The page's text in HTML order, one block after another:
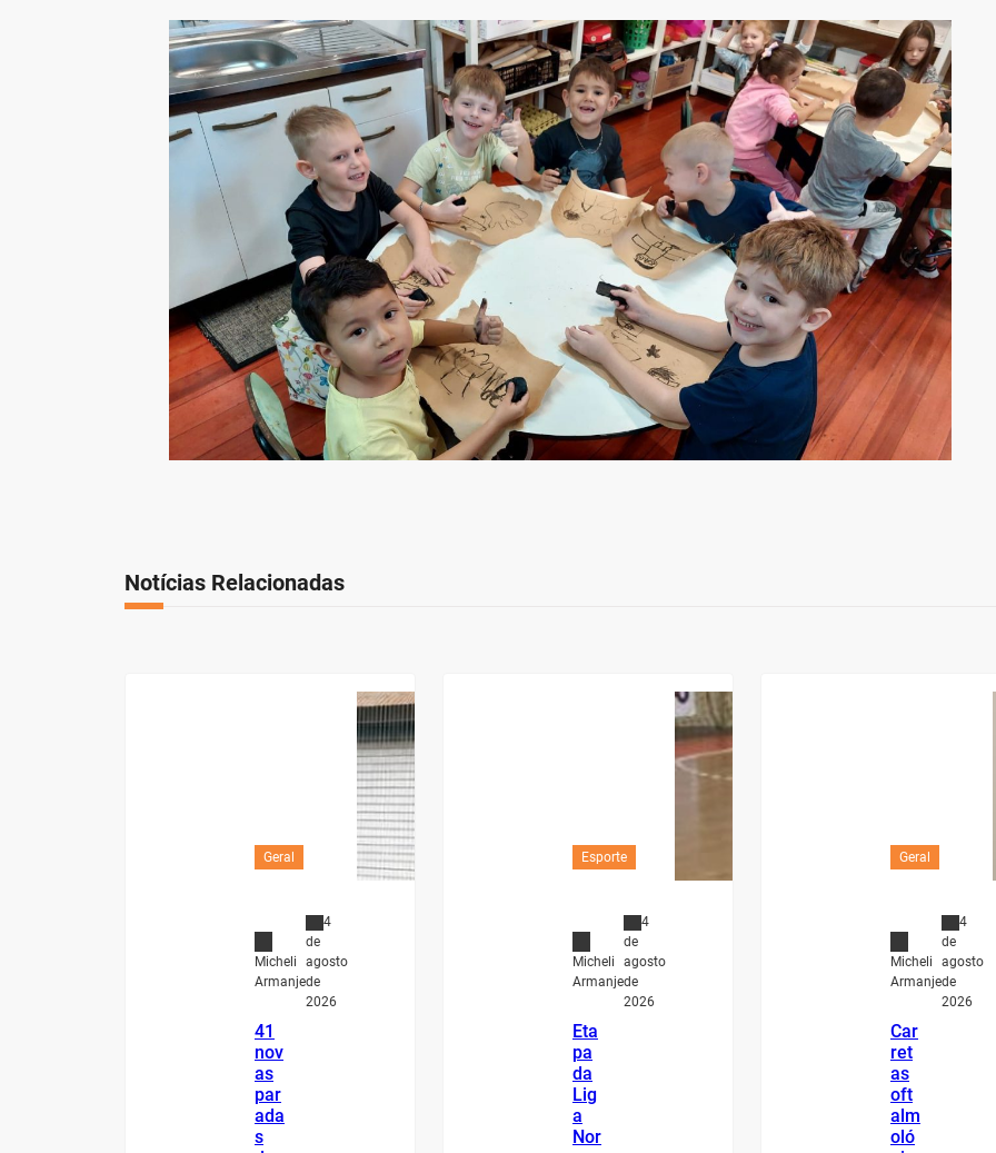
Notícias Relacionadas
Geral
Micheli
Armanje
4
de
agosto
de
2026
41
nov
as
par
ada
s
Esporte
Micheli
Armanje
4
de
agosto
de
2026
Eta
pa
da
Lig
a
Nor
Geral
Micheli
Armanje
4
de
agosto
de
2026
Car
ret
as
oft
alm
oló